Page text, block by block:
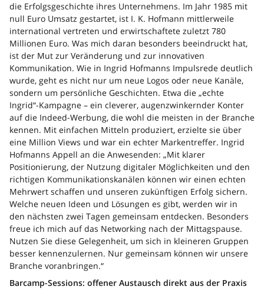
die Erfolgsgeschichte ihres Unternehmens. Im Jahr 1985 mit
null Euro Umsatz gestartet, ist I. K. Hofmann mittlerweile
international vertreten und erwirtschaftete zuletzt 780
Millionen Euro. Was mich daran besonders beeindruckt hat,
ist der Mut zur Veränderung und zur innovativen
Kommunikation. Wie in Ingrid Hofmanns Impulsrede deutlich
wurde, geht es nicht nur um neue Logos oder neue Kanäle,
sondern um persönliche Geschichten. Etwa die „echte
Ingrid“-Kampagne – ein cleverer, augenzwinkernder Konter
auf die Indeed-Werbung, die wohl die meisten in der Branche
kennen. Mit einfachen Mitteln produziert, erzielte sie über
eine Million Views und war ein echter Markentreffer. Ingrid
Hofmanns Appell an die Anwesenden: „Mit klarer
Positionierung, der Nutzung digitaler Möglichkeiten und den
richtigen Kommunikationskanälen können wir einen echten
Mehrwert schaffen und unseren zukünftigen Erfolg sichern.
Welche neuen Ideen und Lösungen es gibt, werden wir in
den nächsten zwei Tagen gemeinsam entdecken. Besonders
freue ich mich auf das Networking nach der Mittagspause.
Nutzen Sie diese Gelegenheit, um sich in kleineren Gruppen
besser kennenzulernen. Nur gemeinsam können wir unsere
Branche voranbringen.“
Barcamp-Sessions: offener Austausch direkt aus der Praxis